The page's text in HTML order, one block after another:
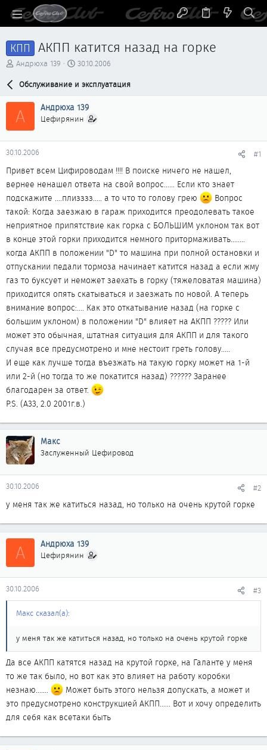
КПП АКПП катится назад на горке
А
р
т
м
ы
Андрюха 139
Д
т
н
а
а
30.10.2006
Обслуживание и эксплуатация
А Андрюха 139
Цефирянин
30.10.2006 #1
Привет всем Цифироводам !!!! В поиске ничего не нашел,
вернее ненашел ответа на свой вопрос...... Если кто знает
подскажите ....плизззз..... а то что то голову грею
Вопрос
такой: Когда заезжаю в гараж приходится преодолевать такое
неприятное припятствие как горка с БОЛЬШИМ уклоном так вот
в конце этой горки приходится немного притормаживать........
когда АКПП в положении "D" то машина при полной остановки и
отпускании педали тормоза начинает катится назад а если жму
газ то буксует и неможет заехать в горку (тяжеловатая машина)
приходится опять скатываться и заезжать по новой. А теперь
внимание вопрос:.... Как это откатывание назад (на горке с
большим уклоном) в положении "D" влияет на АКПП ????? Или
может это обычная, штатная ситуация для АКПП и для такого
случая все предусмотрено и мне нестоит греть голову.....
И еще как лучше тогда въезжать на такую горку может на 1-й
или 2-й (но тогда то же покатится назад) ?????? Заранее
благодарен за ответ.
P.S. (А33, 2.0 2001г.в.)
Макс
Заслуженный Цефировод
30.10.2006 #2
у меня так же катиться назад, но только на очень крутой горке
А Андрюха 139
Цефирянин
30.10.2006 #3
Макс сказал(а):
у меня так же катиться назад, но только на очень крутой горке
Да все АКПП катятся назад на крутой горке, на Галанте у меня
то же так было, но вот как это влияет на работу коробки
незнаю.......
Может быть этого нельзя допускать, а может и
это предусмотрено конструкцией АКПП...... Вот и хочу определить
для себя как всетаки быть